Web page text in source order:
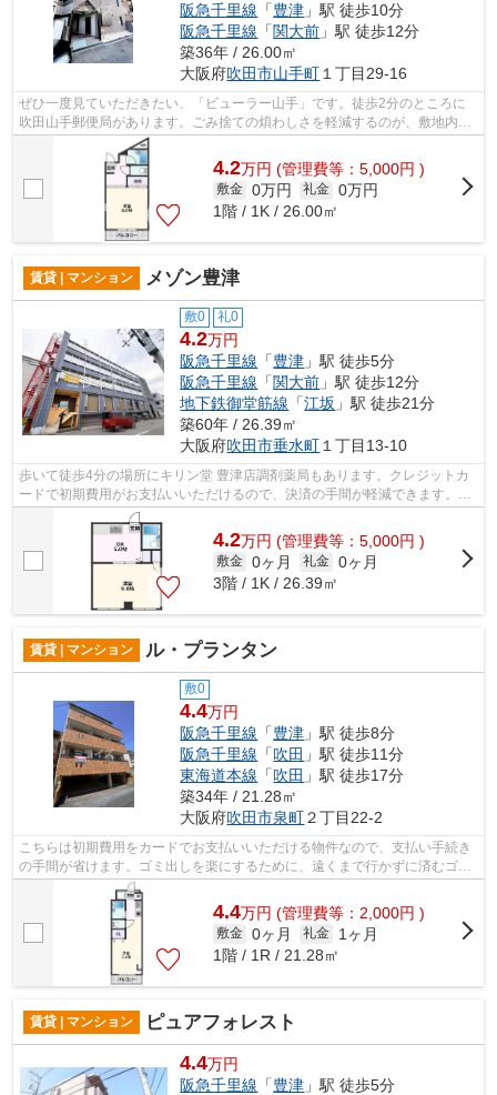
阪急千里線 「豊津 」駅 徒歩10分
阪急千里線 「関大前 」駅 徒歩12分
築36年 / 26.00㎡
大阪府吹田市山手町１丁目29-16
ぜひ一度見ていただきたい、「ビューラー山手」です。徒歩2分のところに
吹田山手郵便局があります。ごみ捨ての煩わしさを軽減するのが、敷地内ご
み置き場です。コンクリート躯体で隙間...
4.2万円 (管理費等：5,000円 )
敷金 0万円 礼金 0万円
1階 / 1K / 26.00㎡
賃貸 | マンション メゾン豊津
敷0 礼0
4.2万円
阪急千里線 「豊津 」駅 徒歩5分
阪急千里線 「関大前 」駅 徒歩12分
地下鉄御堂筋線 「江坂 」駅 徒歩21分
築60年 / 26.39㎡
大阪府吹田市垂水町 １丁目13-10
歩いて徒歩4分の場所にキリン堂 豊津店調剤薬局もあります。クレジットカ
ードで初期費用がお支払いいただけるので、決済の手間が軽減できます。2
駅利用ができて、電車での移動に役立つ...
4.2万円 (管理費等：5,000円 )
敷金 0ヶ月 礼金 0ヶ月
3階 / 1K / 26.39㎡
賃貸 | マンション ル・プランタン
敷0
4.4万円
阪急千里線 「豊津 」駅 徒歩8分
阪急千里線 「吹田 」駅 徒歩11分
東海道本線 「吹田 」駅 徒歩17分
築34年 / 21.28㎡
大阪府吹田市泉町２丁目22-2
こちらは初期費用をカードでお支払いいただける物件なので、支払い手続き
の手間が省けます。ゴミ出しを楽にするために、遠くまで行かずに済むゴミ
置き場を共用部に付けています。2駅利...
4.4万円 (管理費等：2,000円 )
敷金 0ヶ月 礼金
1ヶ月
1階 / 1R / 21.28㎡
賃貸 | マンション ピュアフォレスト
4.4万円
阪急千里線 「豊津 」駅 徒歩5分